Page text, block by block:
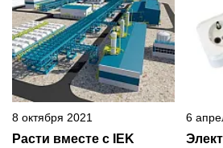
8 октября 2021
Расти вместе с IEK
6